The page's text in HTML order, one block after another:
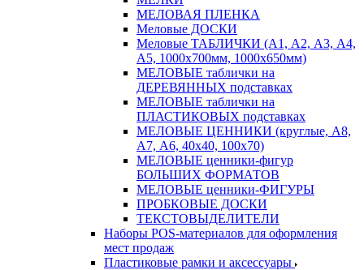
МЕЛОВАЯ ПЛЕНКА
Меловые ДОСКИ
Меловые ТАБЛИЧКИ (А1, А2, А3, А4,
А5, 1000х700мм, 1000х650мм)
МЕЛОВЫЕ таблички на
ДЕРЕВЯННЫХ подставках
МЕЛОВЫЕ таблички на
ПЛАСТИКОВЫХ подставках
МЕЛОВЫЕ ЦЕННИКИ (круглые, А8,
А7, А6, 40х40, 100х70)
МЕЛОВЫЕ ценники-фигур
БОЛЬШИХ ФОРМАТОВ
МЕЛОВЫЕ ценники-ФИГУРЫ
ПРОБКОВЫЕ ДОСКИ
ТЕКСТОВЫДЕЛИТЕЛИ
Наборы POS-материалов для оформления
мест продаж
Пластиковые рамки и аксессуары